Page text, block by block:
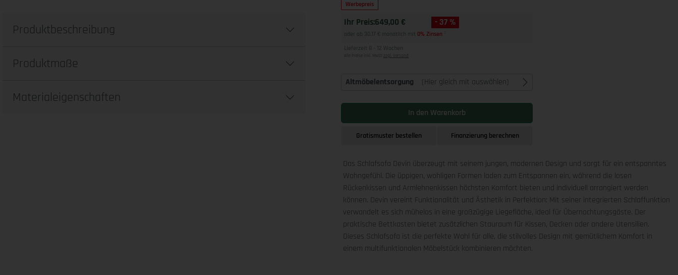
Werbepreis
Ihr Preis:649,00 € - 37 %
oder ab 30,17 € monatlich mit 0% Zinsen
Lieferzeit 8 - 12 Wochen
Alle Preise inkl. MwSt zzgl. Versand
Altmöbelentsorgung (Hier gleich mit auswählen)
In den Warenkorb
Gratismuster bestellen Finanzierung berechnen
Das Schlafsofa Devin überzeugt mit seinem jungen, modernen Design und sorgt für ein entspanntes
Wohngefühl. Die üppigen, wohligen Formen laden zum Entspannen ein, während die losen
Rückenkissen und Armlehnenkissen höchsten Komfort bieten und individuell arrangiert werden
können. Devin vereint Funktionalität und Ästhetik in Perfektion: Mit seiner integrierten Schlaffunktion
verwandelt es sich mühelos in eine großzügige Liegefläche, ideal für Übernachtungsgäste. Der
praktische Bettkasten bietet zusätzlichen Stauraum für Kissen, Decken oder andere Utensilien.
Dieses Schlafsofa ist die perfekte Wahl für alle, die stilvolles Design mit gemütlichem Komfort in
einem multifunktionalen Möbelstück kombinieren möchten.
Produktbeschreibung
Produktmaße
Materialeigenschaften